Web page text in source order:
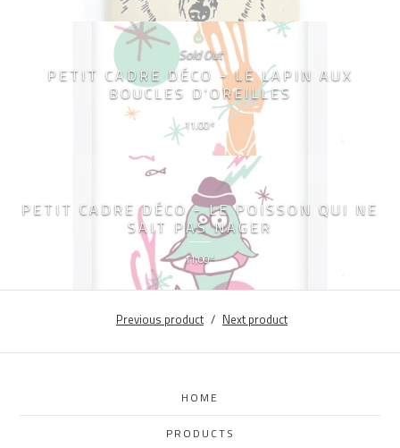
PETIT CADRE DÉCO - LE LAPIN AUX
BOUCLES D'OREILLES
11,00€
Sold Out
PETIT CADRE DÉCO - LE POISSON QUI NE
SAIT PAS NAGER
11,00€
Previous product Next product
HOME
PRODUCTS